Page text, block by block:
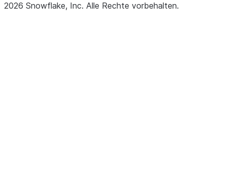
2026 Snowflake, Inc. Alle Rechte vorbehalten.